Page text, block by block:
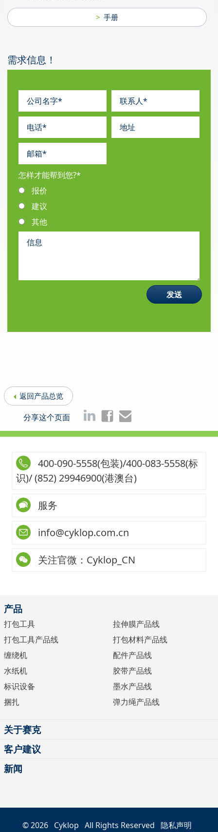
手册
需求信息！
怎样才能帮到您?*
报价
建议
其他
返回产品总览
分享这个页面
400-090-5558(包装)/400-083-5558(标
识)/ (852) 29946900(港澳台)
服务
info@cyklop.com.cn
关注官微：Cyklop_CN
产品
打包工具
打包工具产品线
缠绕机
水纸机
标识设备
捆扎
拉伸膜产品线
打包材料产品线
配件产品线
胶带产品线
墨水产品线
弹力绳产品线
关于赛克
客户建议
新闻
© 2026 Cyklop All Rights Reserved 隐私声明